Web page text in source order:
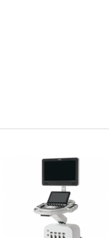
легко
и принцип
оптической
превосходную
условиях.